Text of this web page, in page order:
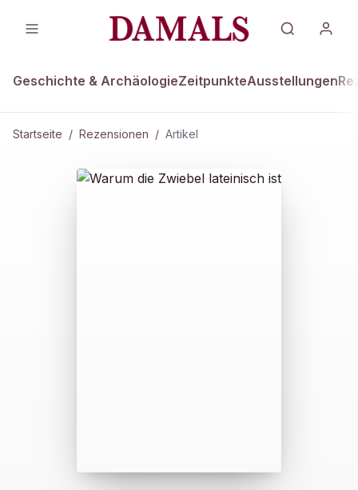
Geschichte & ArchäologieZeitpunkteAusstellungen
Startseite / Rezensionen / Artikel